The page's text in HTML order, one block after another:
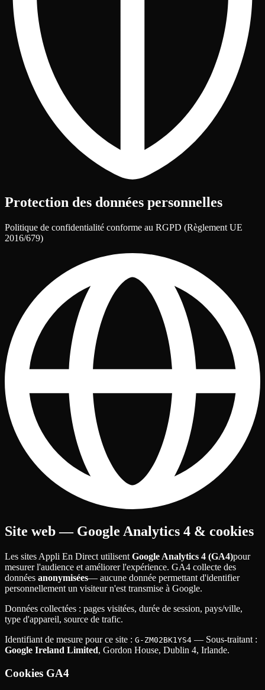
Protection des données personnelles
Politique de confidentialité conforme au RGPD (Règlement UE
2016/679)
Site web — Google Analytics 4 & cookies
Les sites Appli En Direct utilisent Google Analytics 4 (GA4)pour
mesurer l'audience et améliorer l'expérience. GA4 collecte des
données anonymisées— aucune donnée permettant d'identifier
personnellement un visiteur n'est transmise à Google.
Données collectées : pages visitées, durée de session, pays/ville,
type d'appareil, source de trafic.
Identifiant de mesure pour ce site : G-ZM02BK1YS4 — Sous-traitant :
Google Ireland Limited, Gordon House, Dublin 4, Irlande.
Cookies GA4